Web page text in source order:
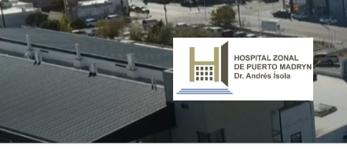
Ir
al
contenido